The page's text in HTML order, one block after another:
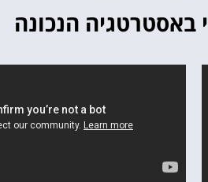
באסטרטגיה הנכונה